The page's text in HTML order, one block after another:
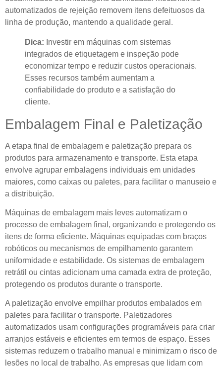
automatizados de rejeição removem itens defeituosos da
linha de produção, mantendo a qualidade geral.
Dica: Investir em máquinas com sistemas
integrados de etiquetagem e inspeção pode
economizar tempo e reduzir custos operacionais.
Esses recursos também aumentam a
confiabilidade do produto e a satisfação do
cliente.
Embalagem Final e Paletização
A etapa final de embalagem e paletização prepara os
produtos para armazenamento e transporte. Esta etapa
envolve agrupar embalagens individuais em unidades
maiores, como caixas ou paletes, para facilitar o manuseio e
a distribuição.
Máquinas de embalagem mais leves automatizam o
processo de embalagem final, organizando e protegendo os
itens de forma eficiente. Máquinas equipadas com braços
robóticos ou mecanismos de empilhamento garantem
uniformidade e estabilidade. Os sistemas de embalagem
retrátil ou cintas adicionam uma camada extra de proteção,
protegendo os produtos durante o transporte.
A paletização envolve empilhar produtos embalados em
paletes para facilitar o transporte. Paletizadores
automatizados usam configurações programáveis ​​para criar
arranjos estáveis ​​e eficientes em termos de espaço. Esses
sistemas reduzem o trabalho manual e minimizam o risco de
lesões no local de trabalho. As empresas que lidam com